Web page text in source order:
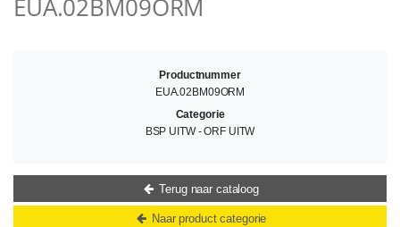
EUA.02BM09ORM
Productnummer
EUA.02BM09ORM
Categorie
BSP UITW - ORF UITW
Terug naar cataloog
Naar product categorie